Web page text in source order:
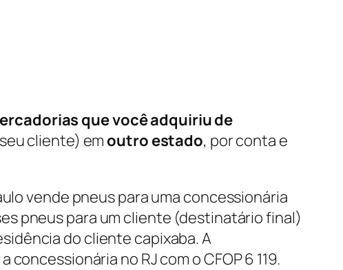
que você adquiriu de
cliente) em outro estado, por conta e
vende pneus para uma concessionária
pneus para um cliente (destinatário final)
do cliente capixaba. A
no RJ com o CFOP 6 119.